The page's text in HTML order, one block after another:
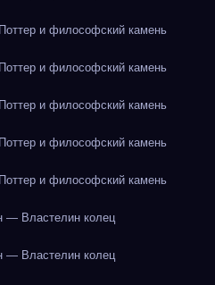
и философский камень
и философский камень
и философский камень
и философский камень
и философский камень
— Властелин колец
— Властелин колец